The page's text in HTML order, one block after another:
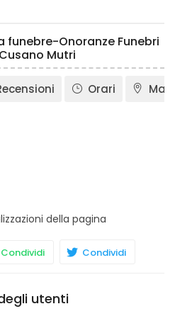
funebre-Onoranze Funebri
Mutri
Orari
della pagina
Condividi Condividi
utenti